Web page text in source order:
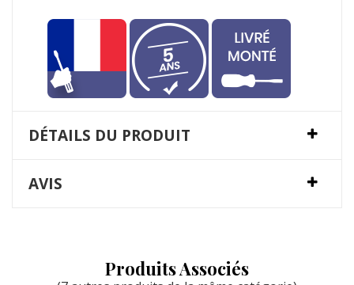
DÉTAILS DU PRODUIT
AVIS
Produits Associés